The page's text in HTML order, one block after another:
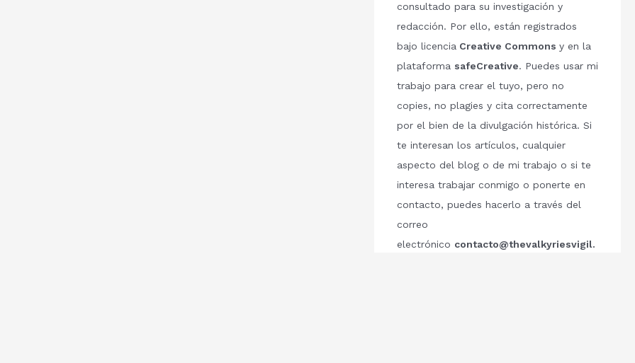
consultado para su investigación y
redacción. Por ello, están registrados
bajo licencia Creative Commons y en la
plataforma safeCreative. Puedes usar mi
trabajo para crear el tuyo, pero no
copies, no plagies y cita correctamente
por el bien de la divulgación histórica. Si
te interesan los artículos, cualquier
aspecto del blog o de mi trabajo o si te
interesa trabajar conmigo o ponerte en
contacto, puedes hacerlo a través del
correo
electrónico contacto@thevalkyriesvigil.